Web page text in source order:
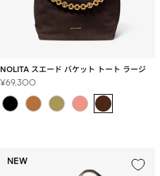
NOLITA スエード バケット トート ラージ
セ
ー
ル
¥69,300
NEW